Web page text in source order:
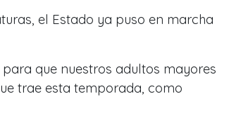
el Estado ya puso en marcha
que nuestros adultos mayores
trae esta temporada, como